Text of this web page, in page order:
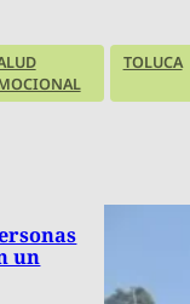
TOLUCA
un